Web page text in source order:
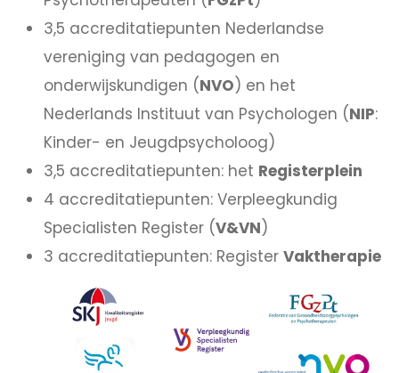
3,5 accreditatiepunten Nederlandse
vereniging van pedagogen en
onderwijskundigen (NVO) en het
Nederlands Instituut van Psychologen (NIP:
Kinder- en Jeugdpsycholoog)
3,5 accreditatiepunten: het Registerplein
4 accreditatiepunten: Verpleegkundig
Specialisten Register (V&VN)
3 accreditatiepunten: Register Vaktherapie